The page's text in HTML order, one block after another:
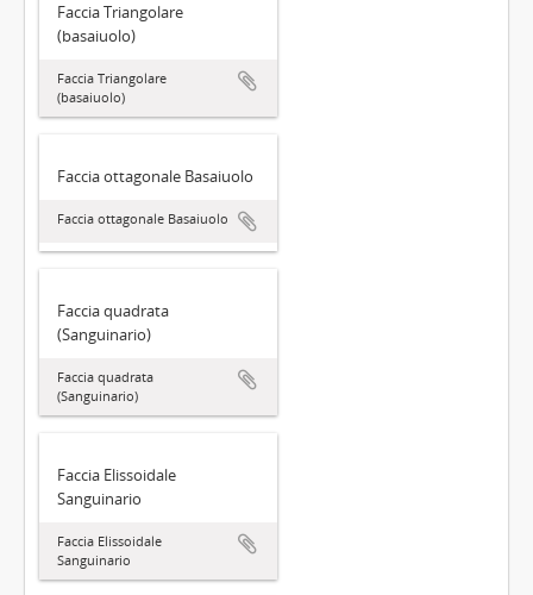
Faccia Triangolare
(basaiuolo)
Faccia Triangolare
(basaiuolo)
Faccia ottagonale Basaiuolo
Faccia ottagonale Basaiuolo
Faccia quadrata
(Sanguinario)
Faccia quadrata
(Sanguinario)
Faccia Elissoidale
Sanguinario
Faccia Elissoidale
Sanguinario